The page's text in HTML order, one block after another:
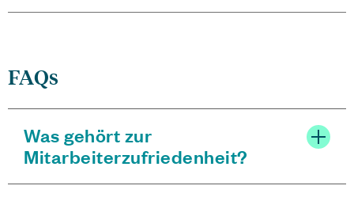
FAQs
Was gehört zur
Mitarbeiterzufriedenheit?